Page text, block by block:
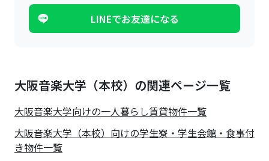
LINEでお友達になる
大阪音楽大学（本校）の関連ページ一覧
大阪音楽大学向けの一人暮らし賃貸物件一覧
大阪音楽大学（本校）向けの学生寮・学生会館・食事付
き物件一覧